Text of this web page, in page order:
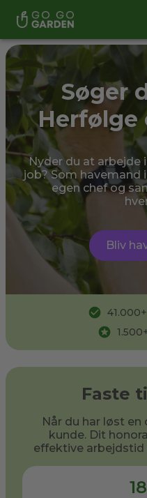
Søger
Herfølge
Nyder du at arbejde
job? Som havemand
egen chef og
Bliv
41.000
1.500
Faste
Når du har løst
kunde. Dit
effektive